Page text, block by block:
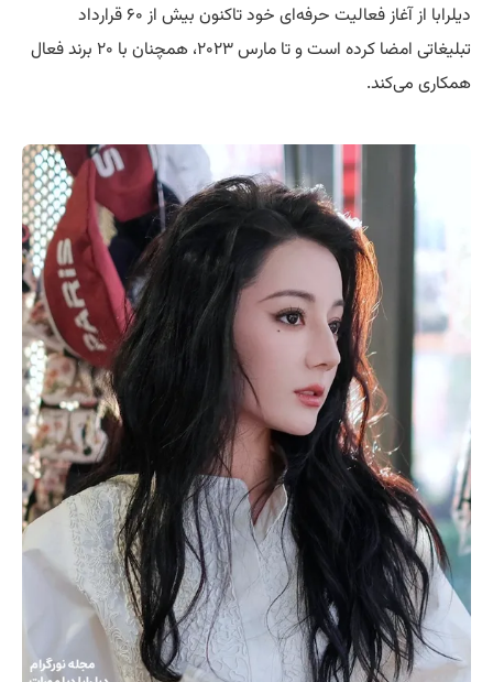
دیلرابا از آغاز فعالیت حرفه‌ای خود تاکنون بیش از ۶۰ قرارداد
تبلیغاتی امضا کرده است و تا مارس ۲۰۲۳، همچنان با ۲۰ برند فعال
همکاری می‌کند.